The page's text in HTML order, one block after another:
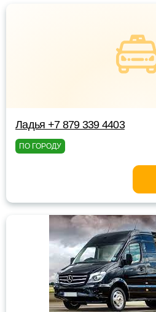
Ладья +7 879 339 4403
ПО ГОРОДУ